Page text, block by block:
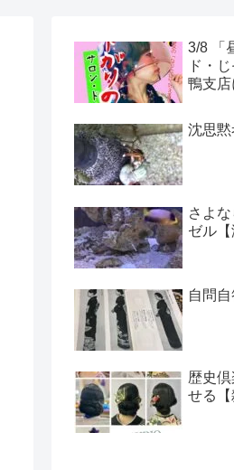
3/8 「
ド・
鴨支店
沈思黙
さよ
ゼル【
自問自
歴史
せる【